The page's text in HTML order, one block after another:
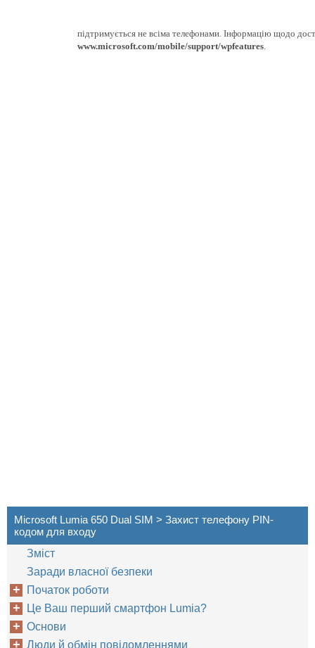
підтримується не всіма телефонами. Інформацію щодо
www.microsoft.com/mobile/support/wpfeatures.
Microsoft Lumia 650 Dual SIM > Захист телефону PIN-
кодом для входу
Зміст
Заради власної безпеки
Початок роботи
Це Ваш перший смартфон Lumia?
Основи
Люди й обмін повідомленнями